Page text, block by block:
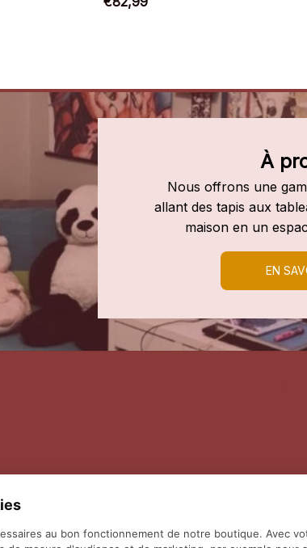
À
Nous offrons une
allant des tapis aux
maison en un
EN
au bon fonctionnement de notre boutique. Avec